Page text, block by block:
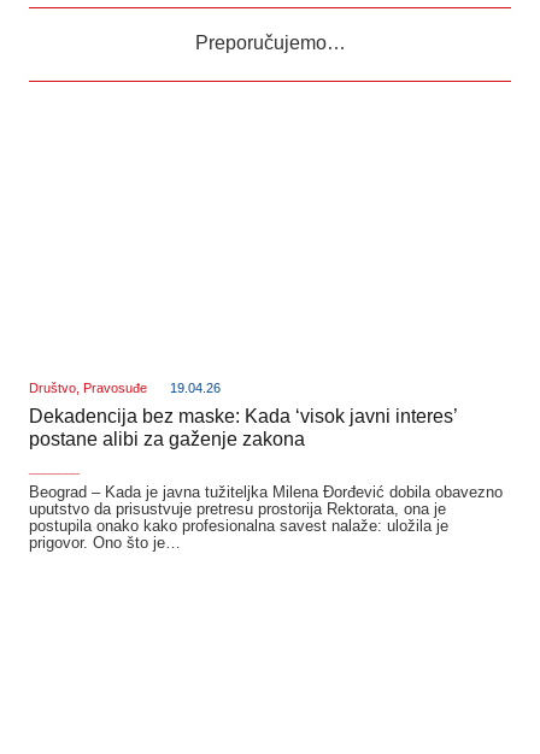
Preporučujemo…
Društvo, Pravosuđe 19.04.26
Dekadencija bez maske: Kada ‘visok javni interes’
postane alibi za gaženje zakona
Beograd – Kada je javna tužiteljka Milena Đorđević dobila obavezno
uputstvo da prisustvuje pretresu prostorija Rektorata, ona je
postupila onako kako profesionalna savest nalaže: uložila je
prigovor. Ono što je…